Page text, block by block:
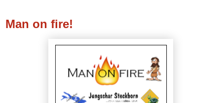
Man on fire!